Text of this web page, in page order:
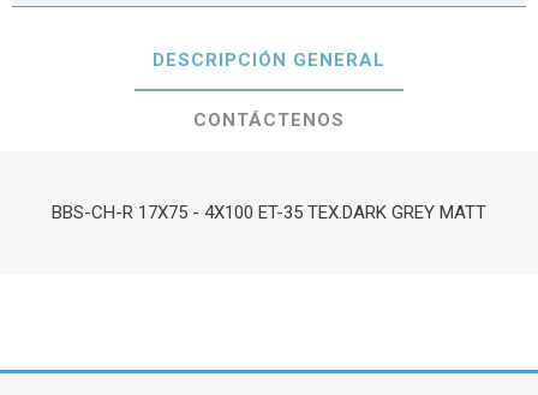
DESCRIPCIÓN GENERAL
CONTÁCTENOS
BBS-CH-R 17X75 - 4X100 ET-35 TEX.DARK GREY MATT